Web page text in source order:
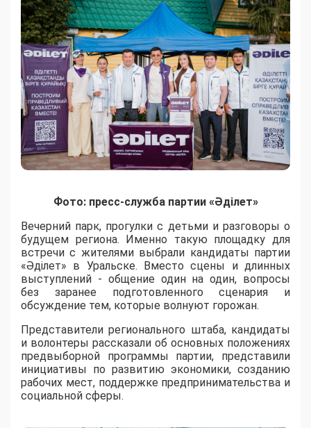
Фото: пресс-служба партии «Әділет»
Вечерний парк, прогулки с детьми и разговоры о
будущем региона. Именно такую площадку для
встречи с жителями выбрали кандидаты партии
«Әділет» в Уральске. Вместо сцены и длинных
выступлений - общение один на один, вопросы
без заранее подготовленного сценария и
обсуждение тем, которые волнуют горожан.
Представители регионального штаба, кандидаты
и волонтеры рассказали об основных положениях
предвыборной программы партии, представили
инициативы по развитию экономики, созданию
рабочих мест, поддержке предпринимательства и
социальной сферы.